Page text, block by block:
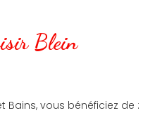
Blein
Bains, vous bénéficiez de :